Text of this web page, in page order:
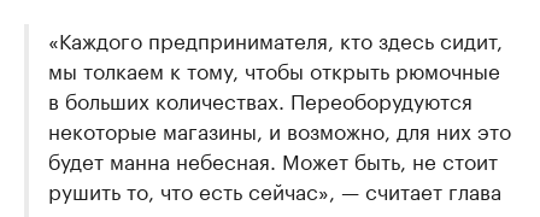
«Каждого предпринимателя, кто здесь сидит,
мы толкаем к тому, чтобы открыть рюмочные
в больших количествах. Переоборудуются
некоторые магазины, и возможно, для них это
будет манна небесная. Может быть, не стоит
рушить то, что есть сейчас», — считает глава